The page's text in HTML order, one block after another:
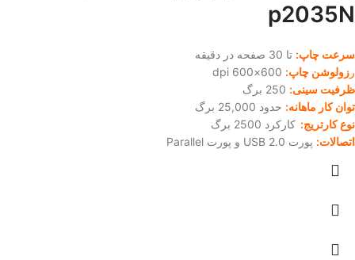
p2035N
سرعت چاپ: تا 30 صفحه در دقیقه
ر زولوشن چاپ:
ظرفیت سینی:
توان کار ماهانه: حدود 25,000 برگ
نوع کارتریج: کارکرد 2500 برگ
اتصالات: پورت USB 2.0 و پورت Parallel